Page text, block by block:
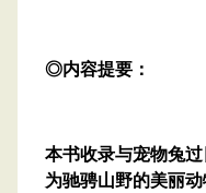
◎内容提要：
本书收录与宠物兔
为驰骋山野的美丽